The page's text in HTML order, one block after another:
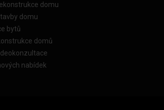
domu
domu
bytů
domů
nabídek